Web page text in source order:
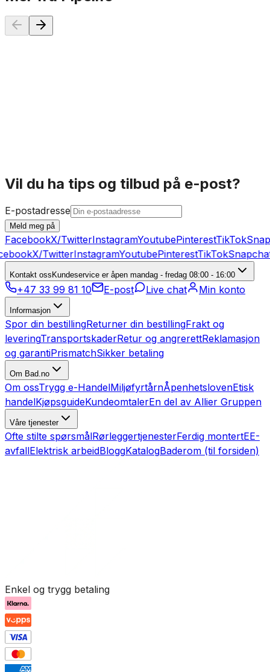
Vil du ha tips og tilbud på e-post?
E-postadresse
Meld meg på
FacebookX/TwitterInstagramYoutubePinterestTikTok
X/TwitterInstagramYoutubePinterestTikTokSnapchat
Kontakt oss Kundeservice er åpen mandag - fredag 08:00 - 16:00
+47 33 99 81 10 E-post Live chat Min konto
Informasjon
Spor din bestillingReturner din bestillingFrakt og
leveringTransportskaderRetur og angrerettReklamasjon
og garantiPrismatchSikker betaling
Om Bad.no
Om ossTrygg e-HandelMiljøfyrtårnÅpenhetslovenEtisk
handelKjøpsguideKundeomtalerEn del av Allier Gruppen
Våre tjenester
Ofte stilte spørsmålRørleggertjenesterFerdig montertEE-
avfallElektrisk arbeidBloggKatalogBaderom (til forsiden)
Enkel og trygg betaling